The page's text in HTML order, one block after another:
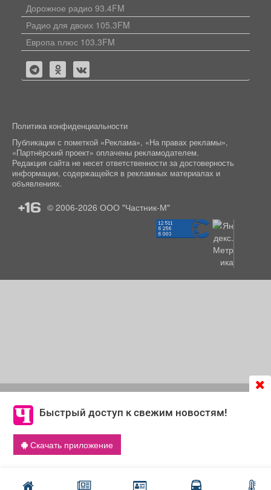
Быстрый доступ к свежим новостям!
Скачать приложение
согласие на обработку файлов cookie, которые
обеспечивают корректную работу сайта и сбора
информации для улучшения качества сервисов.
Что такое cookie
Дорожное радио 93.4FM
Радио для двоих 105.3FM
Европа плюс 103.3FM
Политика конфиденциальности
Публикации с пометкой «Реклама», «На правах рекламы»,
«Партнёрский проект» оплачены рекламодателем.
Редакция сайта не несет ответственности за достоверность
информации, содержащейся в рекламных материалах и
объявлениях.
+16 © 2006-2026 ООО "Частник-М"